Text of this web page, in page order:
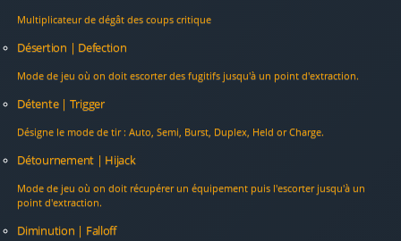
Multiplicateur de dégât des coups critique
Désertion | Defection
Mode de jeu où on doit escorter des fugitifs jusqu'à un point d'extraction.
Détente | Trigger
Désigne le mode de tir : Auto, Semi, Burst, Duplex, Held or Charge.
Détournement | Hijack
Mode de jeu où on doit récupérer un équipement puis l'escorter jusqu'à un
point d'extraction.
Diminution | Falloff